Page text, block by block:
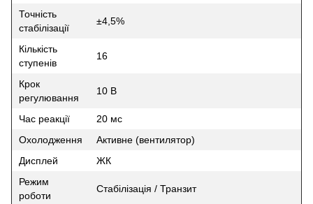
Точність
стабілізації
±4,5%
Кількість
ступенів
16
Крок
регулювання
10 В
Час реакції
20 мс
Охолодження
Активне (вентилятор)
Дисплей
ЖК
Режим
роботи
Стабілізація / Транзит